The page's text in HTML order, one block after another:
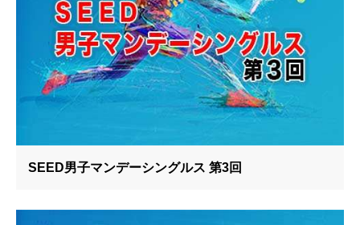
SEED男子マンデーシングルス 第3回